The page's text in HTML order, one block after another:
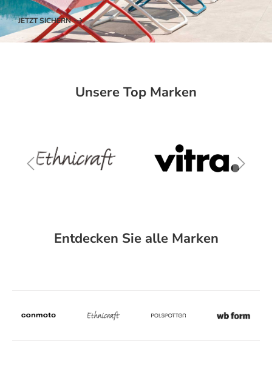
JETZT SICHERN
Unsere Top Marken
Entdecken Sie alle Marken